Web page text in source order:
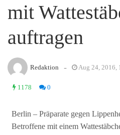
mit
auftragen
Redaktion - Aug 24, 2016,
1178 0
Berlin – Präparate gegen
Betroffene mit einem